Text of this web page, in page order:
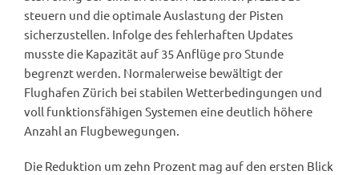
steuern und die optimale Auslastung der Pisten
sicherzustellen. Infolge des fehlerhaften Updates
musste die Kapazität auf 35 Anflüge pro Stunde
begrenzt werden. Normalerweise bewältigt der
Flughafen Zürich bei stabilen Wetterbedingungen und
voll funktionsfähigen Systemen eine deutlich höhere
Anzahl an Flugbewegungen.
Die Reduktion um zehn Prozent mag auf den ersten Blick